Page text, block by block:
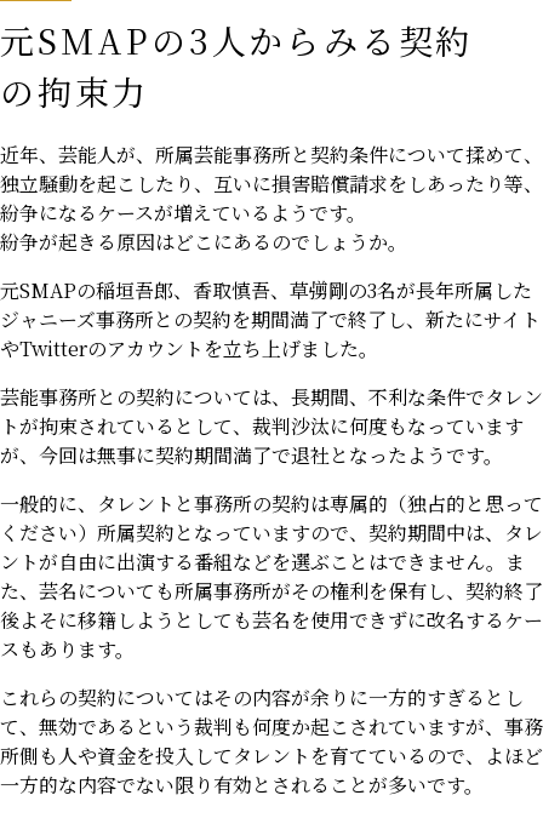
元SMAPの3人からみる契約
の拘束力
近年、芸能人が、所属芸能事務所と契約条件について揉めて、
独立騒動を起こしたり、互いに損害賠償請求をしあったり等、
紛争になるケースが増えているようです。
紛争が起きる原因はどこにあるのでしょうか。
元SMAPの稲垣吾郎、香取慎吾、草彅剛の3名が長年所属した
ジャニーズ事務所との契約を期間満了で終了し、新たにサイト
やTwitterのアカウントを立ち上げました。
芸能事務所との契約については、長期間、不利な条件でタレン
トが拘束されているとして、裁判沙汰に何度もなっています
が、今回は無事に契約期間満了で退社となったようです。
一般的に、タレントと事務所の契約は専属的（独占的と思って
ください）所属契約となっていますので、契約期間中は、タレ
ントが自由に出演する番組などを選ぶことはできません。ま
た、芸名についても所属事務所がその権利を保有し、契約終了
後よそに移籍しようとしても芸名を使用できずに改名するケー
スもあります。
これらの契約についてはその内容が余りに一方的すぎるとし
て、無効であるという裁判も何度か起こされていますが、事務
所側も人や資金を投入してタレントを育てているので、よほど
一方的な内容でない限り有効とされることが多いです。